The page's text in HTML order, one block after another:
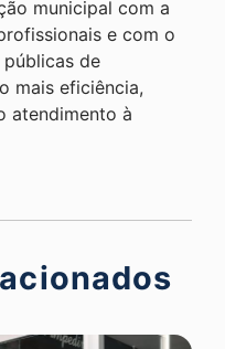
municipal com a
e com o
de
mais eficiência,
atendimento à